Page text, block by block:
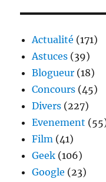
Actualité (171)
Astuces (39)
Blogueur (18)
Concours (45)
Divers (227)
Evenement
Film (41)
Geek (106)
Google (23)